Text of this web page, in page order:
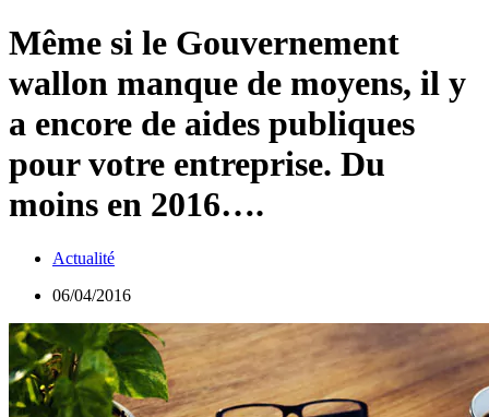
Même si le Gouvernement
wallon manque de moyens, il y
a encore de aides publiques
pour votre entreprise. Du
moins en 2016….
Actualité
06/04/2016